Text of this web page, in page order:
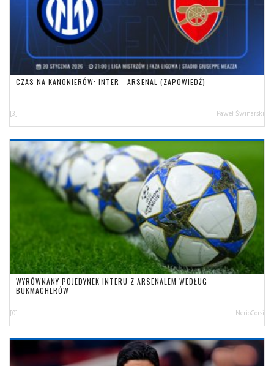
CZAS NA KANONIERÓW: INTER - ARSENAL (ZAPOWIEDŹ)
[3] Paweł Świnarski
WYRÓWNANY POJEDYNEK INTERU Z ARSENALEM WEDŁUG
BUKMACHERÓW
[0] NerioCorsi